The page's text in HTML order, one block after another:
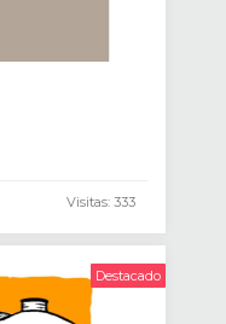
Visitas: 333
Destacado